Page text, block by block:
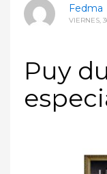
Fedma
VIERNES,
Puy